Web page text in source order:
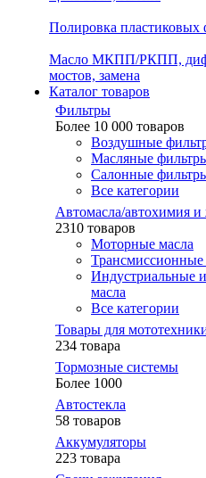
Полировка пластиковых
Масло МКПП/РКПП,
мостов, замена
Каталог товаров
Фильтры
Более 10 000 товаров
Воздушные
Масляные
Салонные
Все категории
Автомасла/автохимия и
2310 товаров
Моторные масла
Трансмиссионные
Индустриальные
масла
Все категории
Товары для
234 товара
Тормозные системы
Более 1000
Автостекла
58 товаров
Аккумуляторы
223 товара